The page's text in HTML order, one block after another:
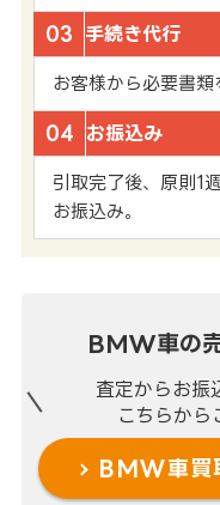
03 手続き代行
お客様から必要書類
04 お振込み
引取完了後、原則1
お振込み。
BMW車の
査定からお振
こちらから
BMW車買